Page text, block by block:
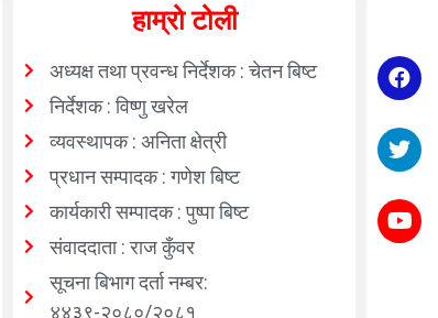
हाम्रो टोली
अध्यक्ष तथा प्रवन्ध निर्देशक : चेतन बिष्ट
निर्देशक : विष्णु खरेल
व्यवस्थापक : अनिता क्षेत्री
प्रधान सम्पादक : गणेश बिष्ट
कार्यकारी सम्पादक : पुष्पा बिष्ट
संवाददाता : राज कुँवर
सूचना बिभाग दर्ता नम्बर:
४४३९-२०८०/२०८१